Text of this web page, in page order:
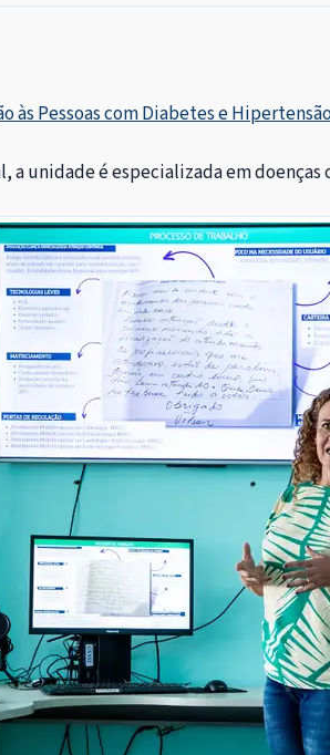
às Pessoas com Diabetes e
a unidade é especializada em